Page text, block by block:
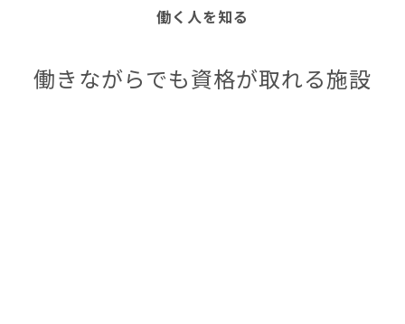
働く人を知る
働きながらでも資格が取れる施設